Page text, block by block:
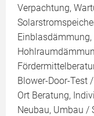
Verpachtung,
Blower-Door-Test
Ort Beratung,
Neubau, Umbau /